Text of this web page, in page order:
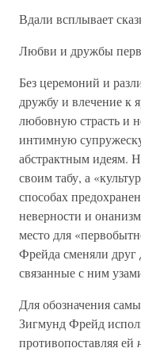
Вдали всплывает
Любви и дружбы
Без церемоний и
дружбу и влечение
любовную страсть и
интимную
абстрактным идеям.
своим табу, а
способах
неверности и
место для
Фрейда сменяли друг
связанные с ним
Для обозначения
Зигмунд Фрейд
противопоставляя ей